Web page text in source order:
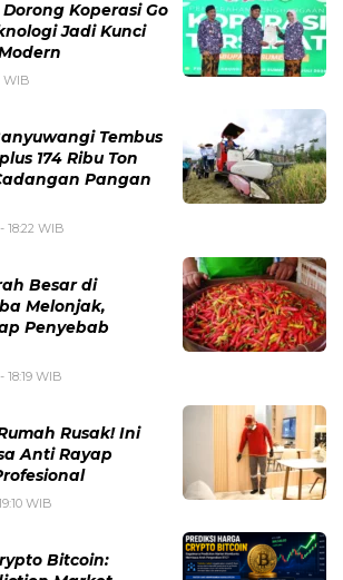
Koperasi Go
Jadi Kunci
WIB
Tembus
174 Ribu Ton
Pangan
18:22 WIB
Besar di
Melonjak,
Penyebab
18:19 WIB
Rusak! Ini
Anti Rayap
WIB
Bitcoin: